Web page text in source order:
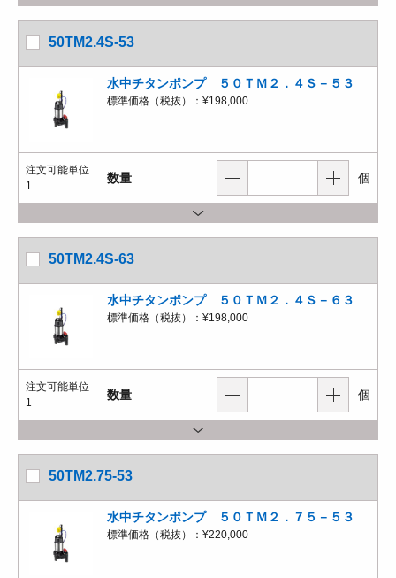
50TM2.4S-53
水中チタンポンプ ５０ＴＭ２．４Ｓ－５３
標準価格（税抜）： ¥198,000
注文可能単位
1
数量 個
50TM2.4S-63
水中チタンポンプ ５０ＴＭ２．４Ｓ－６３
標準価格（税抜）： ¥198,000
注文可能単位
1
数量 個
50TM2.75-53
水中チタンポンプ ５０ＴＭ２．７５－５３
標準価格（税抜）： ¥220,000